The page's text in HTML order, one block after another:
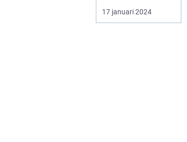
destination för
turister världe...
17 januari 2024